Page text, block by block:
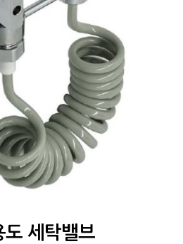
도 세탁밸브